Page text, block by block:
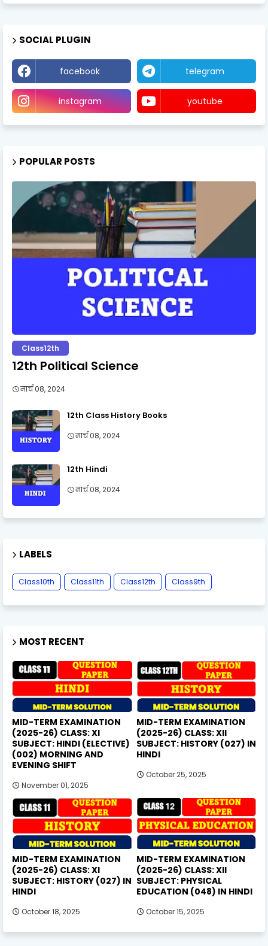
SOCIAL PLUGIN
facebook telegram
instagram youtube
POPULAR POSTS
Class12th
12th Political Science
मार्च 08, 2024
12th Class History Books
मार्च 08, 2024
12th Hindi
मार्च 08, 2024
LABELS
Class10th Class11th Class12th Class9th
MOST RECENT
MID-TERM EXAMINATION
(2025-26) CLASS: XI
SUBJECT: HINDI (ELECTIVE)
(002) MORNING AND
EVENING SHIFT
November 01, 2025
MID-TERM EXAMINATION
(2025-26) CLASS: XII
SUBJECT: HISTORY (027) IN
HINDI
October 25, 2025
MID-TERM EXAMINATION
(2025-26) CLASS: XI
SUBJECT: HISTORY (027) IN
HINDI
October 18, 2025
MID-TERM EXAMINATION
(2025-26) CLASS: XII
SUBJECT: PHYSICAL
EDUCATION (048) IN HINDI
October 15, 2025